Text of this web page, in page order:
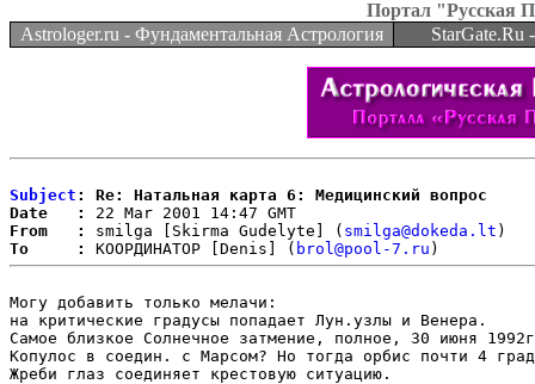
Портал "Русская
Astrologer.ru - Фундаментальная Астрология
StarGate.Ru
Subject : Re: Натальная карта 6: Медицинский вопрос
Date   :
From   :
smilga [Skirma Gudelyte] ( smilga@dokeda.lt
To     :
КООРДИНАТОР [Denis] ( brol@pool-7.ru
Могу добавить только мелачи:
на критические градусы попадает Лун.узлы и Венера.
Самое близкое Солнечное затмение, полное, 30 июня
Копулос в соедин. с Марсом? Но тогда орбис почти 4
Жреби глаз соединяет крестовую ситуацию.